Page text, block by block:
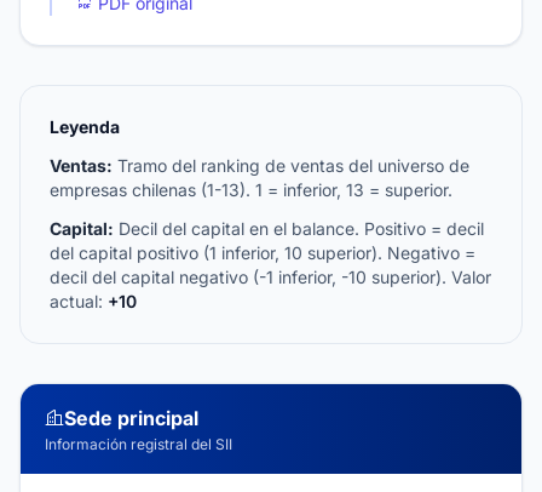
Leyenda
Ventas: Tramo del ranking de ventas del universo de
empresas chilenas (1-13). 1 = inferior, 13 = superior.
Capital: Decil del capital en el balance. Positivo = decil
del capital positivo (1 inferior, 10 superior). Negativo =
decil del capital negativo (-1 inferior, -10 superior). Valor
actual: +10
Sede principal
Información registral del SII